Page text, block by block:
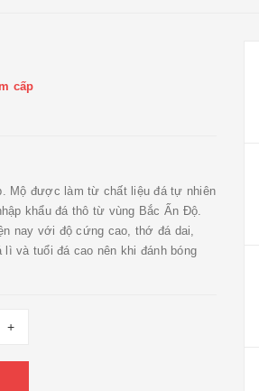
cấp
Mộ được làm từ chất liệu đá tự nhiên
khẩu đá thô từ vùng Bắc Ấn Độ.
nay với độ cứng cao, thớ đá dai,
và tuổi đá cao nên khi đánh bóng
+